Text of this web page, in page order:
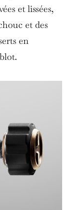
et lissées,
et des
en